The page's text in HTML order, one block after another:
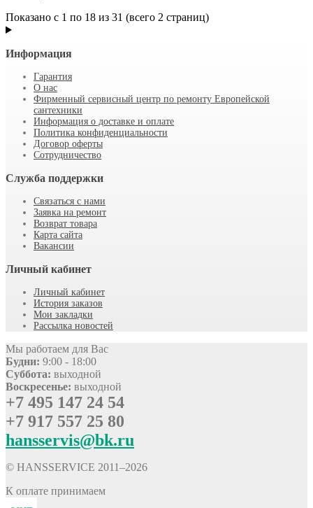
Показано с 1 по 18 из 31 (всего 2 страниц)
Информация
Гарантия
О нас
Фирменный сервисный центр по ремонту Европейской
сантехники
Информация о доставке и оплате
Политика конфиденциальности
Договор оферты
Сотрудничество
Служба поддержки
Связаться с нами
Заявка на ремонт
Возврат товара
Карта сайта
Вакансии
Личный кабинет
Личный кабинет
История заказов
Мои закладки
Рассылка новостей
Мы работаем для Вас
Будни: 9:00 - 18:00
Суббота: выходной
Воскресенье: выходной
+7 495 147 24 54
+7 917 557 25 80
hansservis@bk.ru
© HANSSERVICE 2011–2026
К оплате принимаем